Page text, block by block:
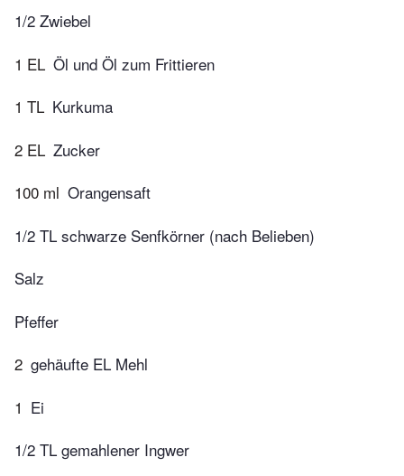
1/2 Zwiebel
1 EL Öl und Öl zum Frittieren
1 TL Kurkuma
2 EL Zucker
100 ml Orangensaft
1/2 TL schwarze Senfkörner (nach Belieben)
Salz
Pfeffer
2 gehäufte EL Mehl
1 Ei
1/2 TL gemahlener Ingwer